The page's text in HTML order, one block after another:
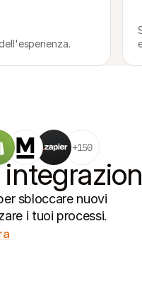
+150
sbloccare nuovi
i tuoi processi.